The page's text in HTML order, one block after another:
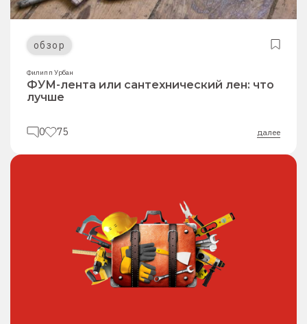
обзор
Филипп Урбан
ФУМ-лента или сантехнический лен: что
лучше
0 75 далее